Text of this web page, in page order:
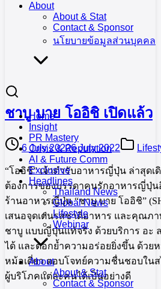
About
About & Stat
Contact & Sponsor
นโยบายข้อมูลส่วนบุคคล
Home
Insight
PR Mastery
Crisis & Reputation
AI & Future Comm
Exclusive
Headlines
Thailand News
Global News
Lifestyle
Webinar
About
About & Stat
Contact & Sponsor
ชาบู บาย โออิชิ เปิดแล้ว
6 July 20226 July 2022
“โออิชิ” เจ้าตำรับอาหารญี่ปุ่น ล่าสุดเ
ต้องการของบรรดาคนรักอาหารญี่ปุ่น
ร้านอาหารญี่ปุ่น “ชาบู บาย โออิชิ”
เสนอจุดเด่นรสชาติอาหาร และคุณภ
ชาบู แบบญี่ปุ่นแท้จริง ด้วยบริการ อะ
ได้ และตอกย้ำความอร่อยยิ่งขึ้น ด้วย
หม้อเดี่ยว ตอบโจทย์ความชื่นชอบใน
ผู้บริโภคแต่ละคนได้เป็นอย่างดี